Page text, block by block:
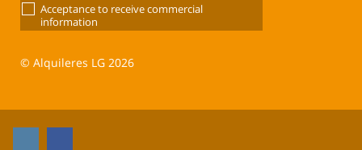
Acceptance to receive commercial
information
© Alquileres LG 2026